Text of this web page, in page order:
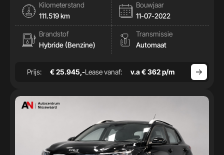
Kilometerstand
111.519 km
Bouwjaar
11-07-2022
Brandstof
Hybride (Benzine)
Transmissie
Automaat
Prijs: € 25.945,-Lease vanaf: v.a € 362 p/m